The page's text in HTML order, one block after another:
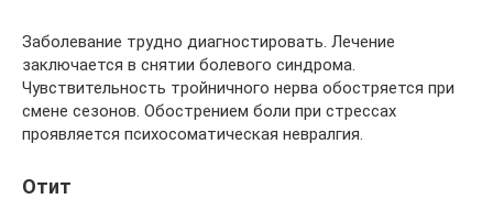
Заболевание трудно диагностировать. Лечение
заключается в снятии болевого синдрома.
Чувствительность тройничного нерва обостряется при
смене сезонов. Обострением боли при стрессах
проявляется психосоматическая невралгия.
Отит